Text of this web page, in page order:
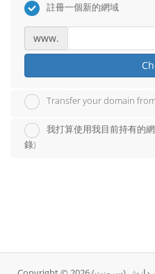
註冊一個新的網域
www.
Transfer your domain
我打算使用我目前持有的
錄)